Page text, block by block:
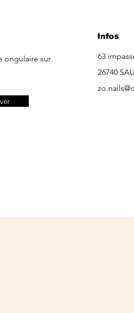
ongulaire sur
Infos
63
26740